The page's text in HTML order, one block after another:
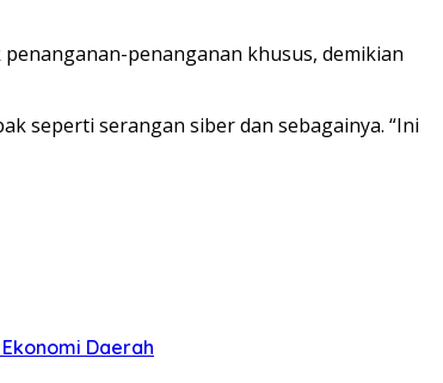
penanganan khusus, demikian
seperti serangan siber dan sebagainya. “Ini
Daerah